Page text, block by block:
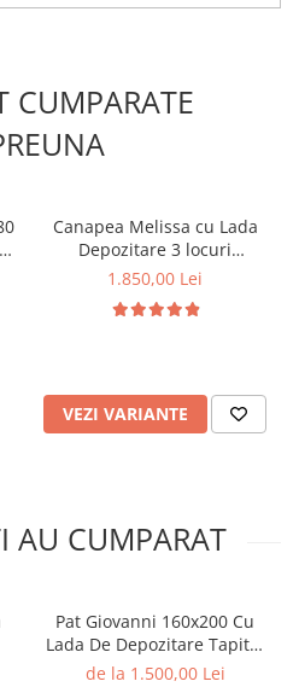
CUMPARATE
Canapea Melissa cu Lada
Depozitare 3 locuri
Tapiterie Catifea Albastru
1.850,00 Lei
VEZI VARIANTE
AU CUMPARAT
Pat Giovanni 160x200 Cu
Lada De Depozitare Tapitat
Catifea Gri Somiera Inclusa
de la 1.500,00 Lei